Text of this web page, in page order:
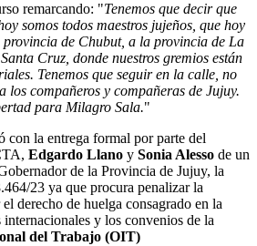
remarcando: "Tenemos que decir que
somos todos maestros jujeños, que hoy
provincia de Chubut, a la provincia de La
Cruz, donde nuestros gremios están
Tenemos que seguir en la calle, no
los compañeros y compañeras de Jujuy.
para Milagro Sala."
la entrega formal por parte del
Edgardo Llano y Sonia Alesso de un
de la Provincia de Jujuy, la
23 ya que procura penalizar la
derecho de huelga consagrado en la
y los convenios de la
del Trabajo (OIT)